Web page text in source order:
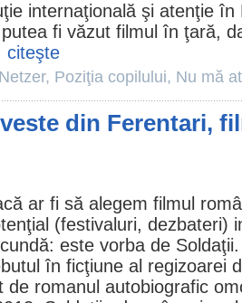
internaţională şi atenţie
fi văzut filmul în ţară,
citeşte
, Poziţia copilului, Nu mă
din Ferentari,
ar fi să alegem filmul
(festivaluri, dezbateri)
este vorba de
în ficţiune al regizoarei
de romanul autobiografic